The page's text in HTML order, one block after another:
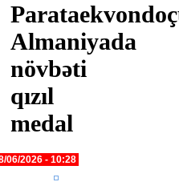
Almaniyada
növbəti
qızıl
medal
06/2026 - 10:28